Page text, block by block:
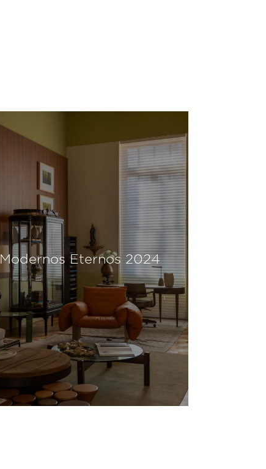
Modernos Eternos 2024